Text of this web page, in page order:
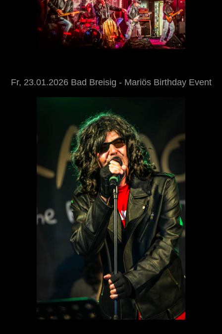
Fr, 23.01.2026 Bad Breisig - Mariös Birthday Event